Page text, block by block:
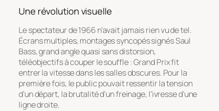
Une révolution visuelle
Le spectateur de 1966 n’avait jamais rien vu de tel.
Écrans multiples, montages syncopés signés Saul
Bass, grand angle quasi sans distorsion,
téléobjectifs à couper le souffle :Grand Prixfit
entrer la vitesse dans les salles obscures. Pour la
première fois, le public pouvait ressentir la tension
d’un départ, la brutalité d’un freinage, l’ivresse d’une
ligne droite.